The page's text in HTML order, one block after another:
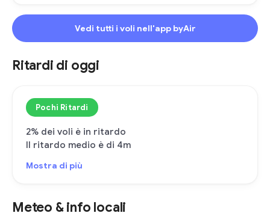
Vedi tutti i voli nell'app byAir
Ritardi di oggi
Pochi Ritardi
2% dei voli è in ritardo
Il ritardo medio è di 4m
Mostra di più
Meteo & info locali